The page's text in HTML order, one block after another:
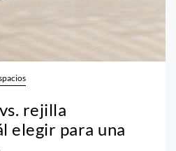
rejilla
elegir para una